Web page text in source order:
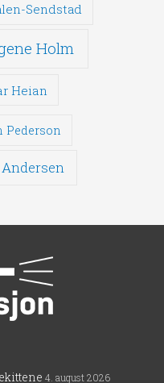
Sendstad
Holm
Heian
Pederson
4. august 2026